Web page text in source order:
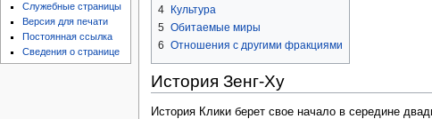
4 Культура
5 Обитаемые миры
6 Отношения с другими фракциями
История Зенг-Ху
История Клики берет свое начало в середине
Служебные страницы
Версия для печати
Постоянная ссылка
Сведения о странице